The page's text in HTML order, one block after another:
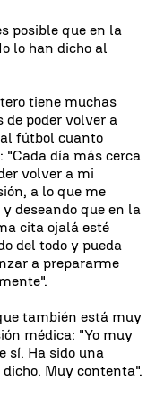
posible que en la
lo han dicho al
tiene muchas
de poder volver a
fútbol cuanto
"Cada día más cerca
volver a mi
a lo que me
deseando que en la
cita ojalá esté
del todo y pueda
a prepararme
también está muy
médica: "Yo muy
sí. Ha sido una
Muy contenta".